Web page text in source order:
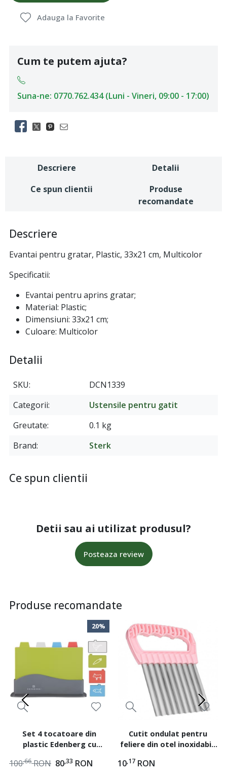
Adauga la Favorite
Cum te putem ajuta?
Suna-ne: 0770.762.434 (Luni - Vineri, 09:00 - 17:00)
Descriere
Detalii
Ce spun clientii
Produse
recomandate
Descriere
Evantai pentru gratar, Plastic, 33x21 cm, Multicolor
Specificatii:
Evantai pentru aprins gratar;
Material: Plastic;
Dimensiuni: 33x21 cm;
Culoare: Multicolor
Detalii
SKU
DCN1339
Categorii
Ustensile pentru gatit
Greutate
0.1 kg
Brand
Sterk
Ce spun clientii
Detii sau ai utilizat produsul?
Posteaza review
Produse recomandate
20%
Set 4 tocatoare din
plastic Edenberg cu
cm, Multicolor
80,33 RON
100,66 RON
Cutit ondulat pentru
feliere din otel inoxidabil,
Multicolor
10,17 RON